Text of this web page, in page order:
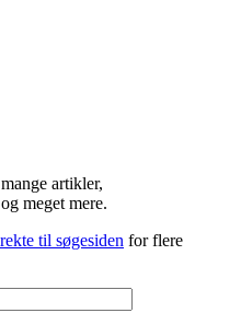
artikler,
meget mere.
til søgesiden for flere